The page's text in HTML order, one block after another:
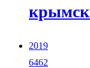
2019
6462